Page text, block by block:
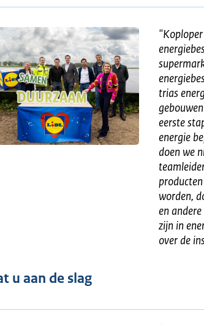
"
trias
eerste
energie
doen we
worden,
en
zijn in
over de
u aan de slag